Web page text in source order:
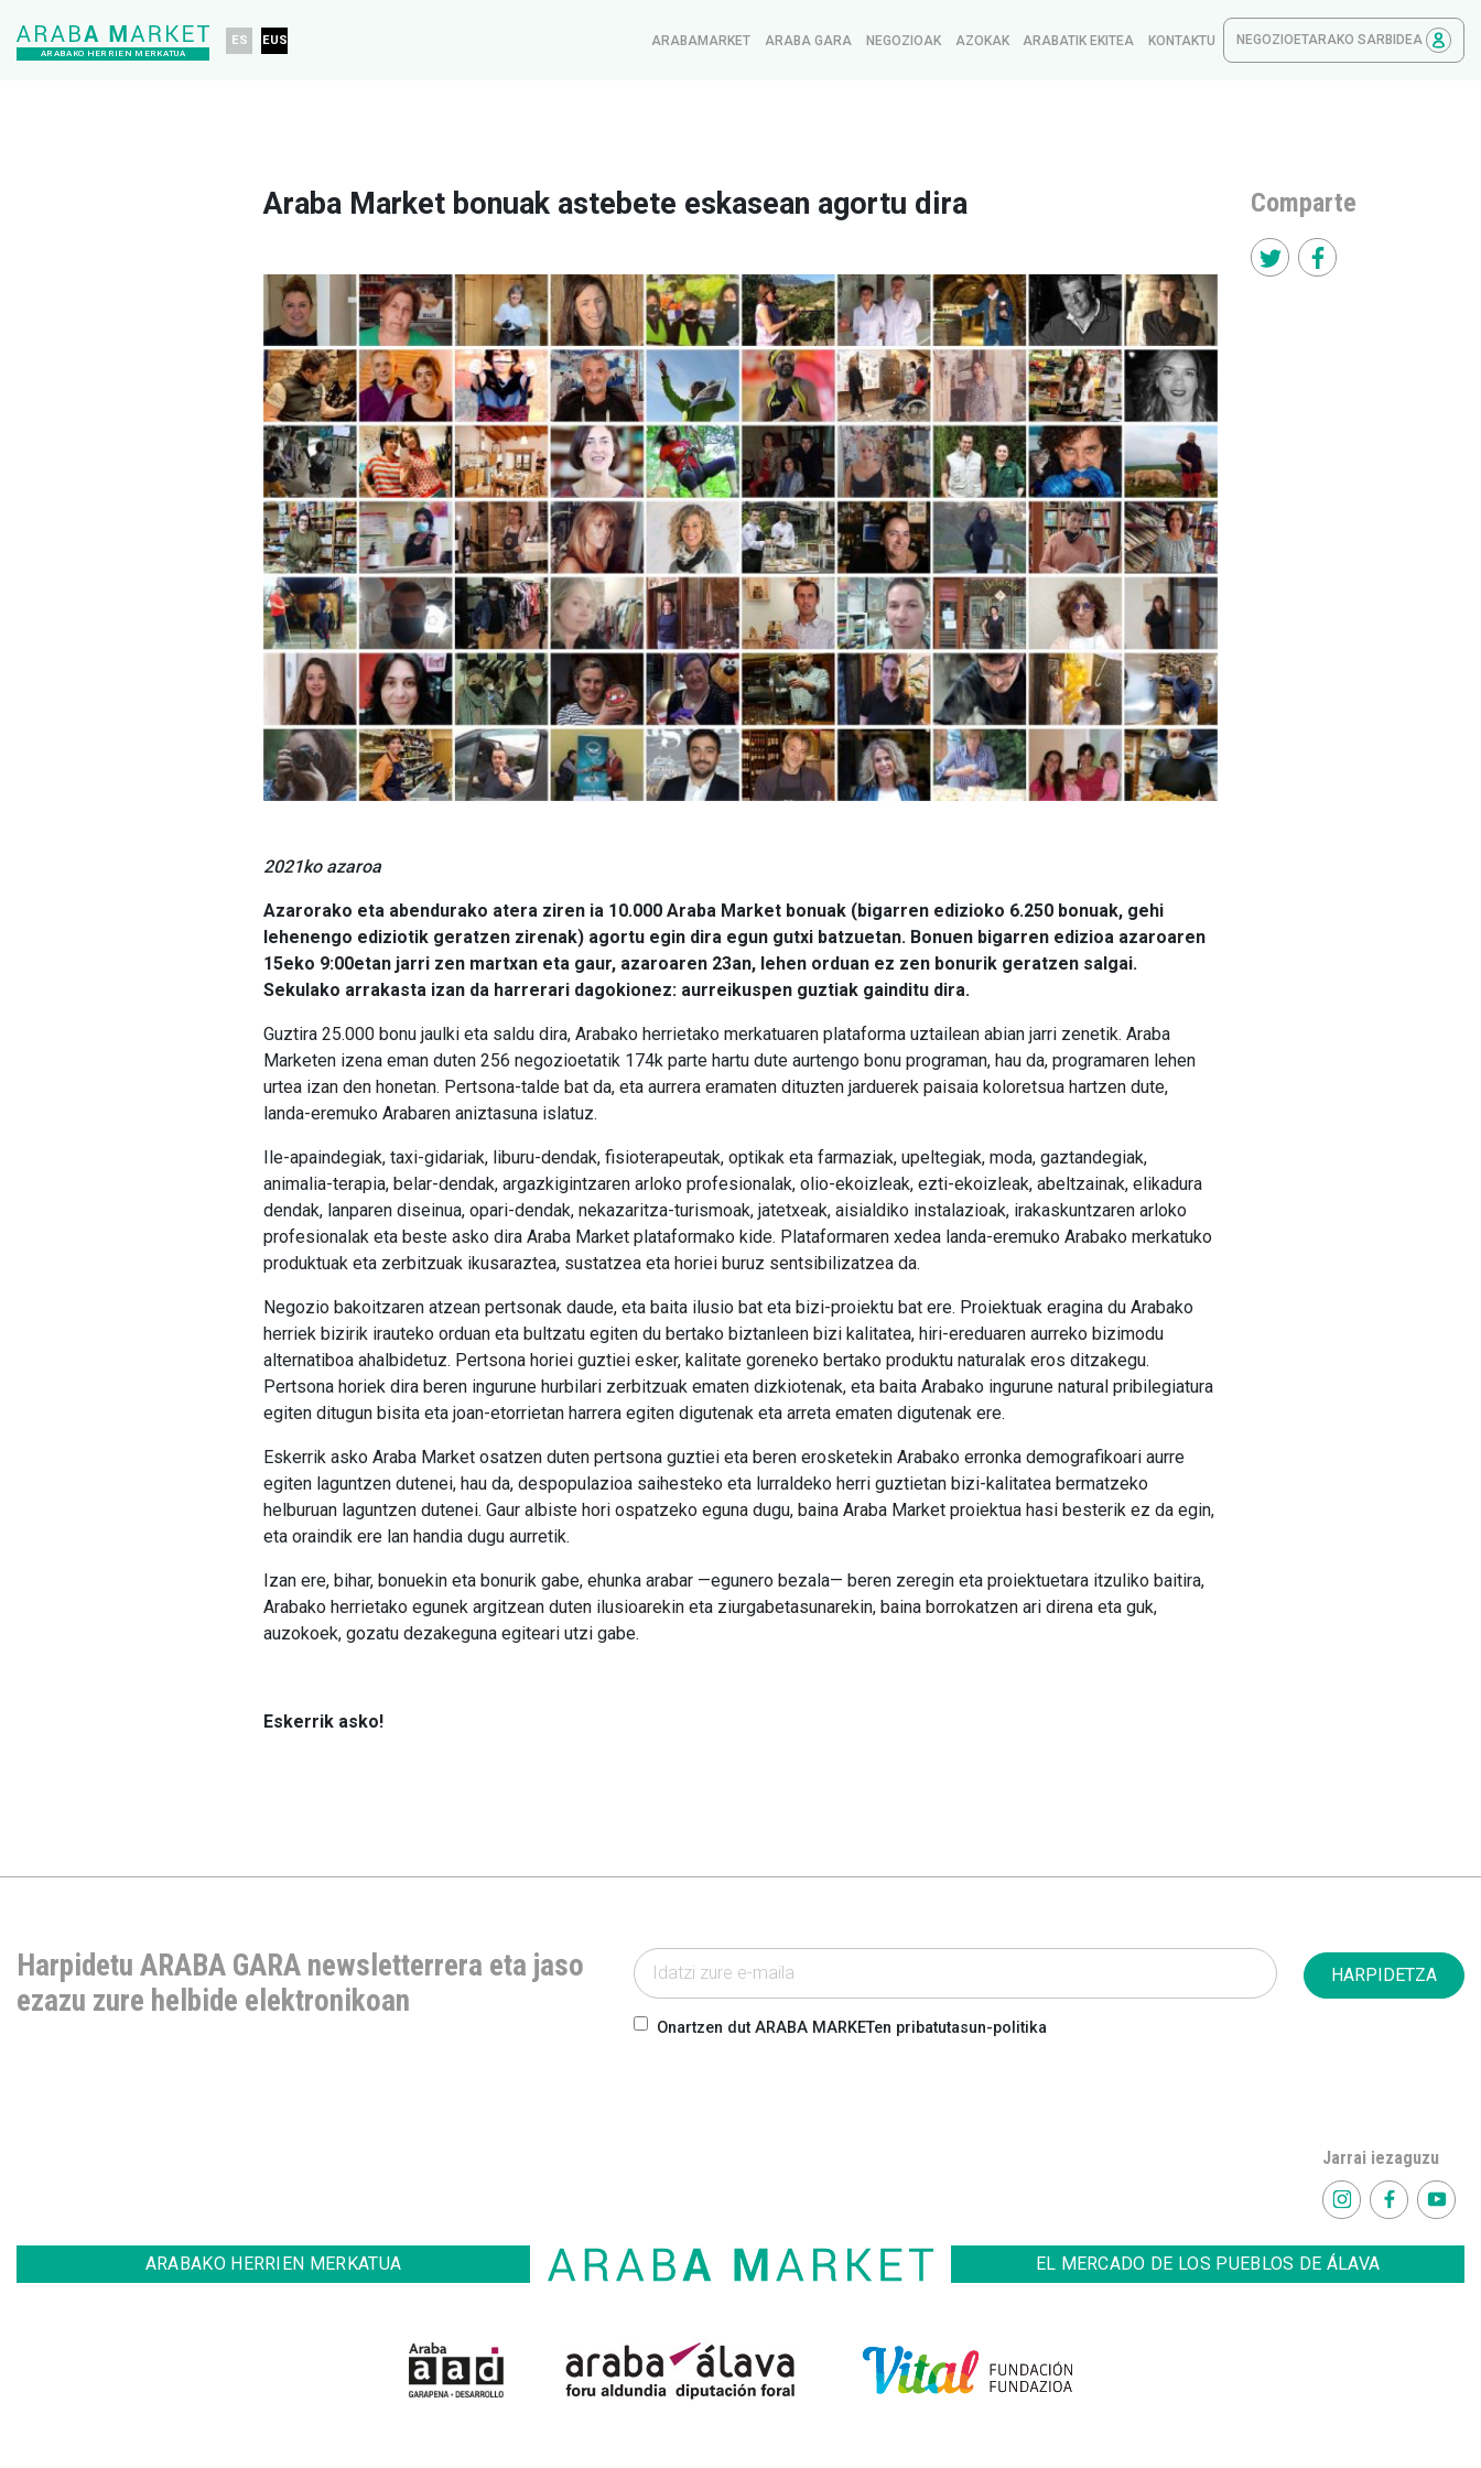
ARABAKO HERRIEN MERKATUA
ES EUS ARABAMARKET ARABA GARA NEGOZIOAK AZOKAK ARABATIK EKITEA KONTAKTU NEGOZIOETARAKO SARBIDEA
Araba Market bonuak astebete eskasean agortu dira
2021ko azaroa
Azarorako eta abendurako atera ziren ia 10.000 Araba Market bonuak (bigarren edizioko 6.250 bonuak, gehi
lehenengo ediziotik geratzen zirenak) agortu egin dira egun gutxi batzuetan. Bonuen bigarren edizioa azaroaren
15eko 9:00etan jarri zen martxan eta gaur, azaroaren 23an, lehen orduan ez zen bonurik geratzen salgai.
Sekulako arrakasta izan da harrerari dagokionez: aurreikuspen guztiak gainditu dira.
Guztira 25.000 bonu jaulki eta saldu dira, Arabako herrietako merkatuaren plataforma uztailean abian jarri zenetik. Araba
Marketen izena eman duten 256 negozioetatik 174k parte hartu dute aurtengo bonu programan, hau da, programaren lehen
urtea izan den honetan. Pertsona-talde bat da, eta aurrera eramaten dituzten jarduerek paisaia koloretsua hartzen dute,
landa-eremuko Arabaren aniztasuna islatuz.
Ile-apaindegiak, taxi-gidariak, liburu-dendak, fisioterapeutak, optikak eta farmaziak, upeltegiak, moda, gaztandegiak,
animalia-terapia, belar-dendak, argazkigintzaren arloko profesionalak, olio-ekoizleak, ezti-ekoizleak, abeltzainak, elikadura
dendak, lanparen diseinua, opari-dendak, nekazaritza-turismoak, jatetxeak, aisialdiko instalazioak, irakaskuntzaren arloko
profesionalak eta beste asko dira Araba Market plataformako kide. Plataformaren xedea landa-eremuko Arabako merkatuko
produktuak eta zerbitzuak ikusaraztea, sustatzea eta horiei buruz sentsibilizatzea da.
Negozio bakoitzaren atzean pertsonak daude, eta baita ilusio bat eta bizi-proiektu bat ere. Proiektuak eragina du Arabako
herriek bizirik irauteko orduan eta bultzatu egiten du bertako biztanleen bizi kalitatea, hiri-ereduaren aurreko bizimodu
alternatiboa ahalbidetuz. Pertsona horiei guztiei esker, kalitate goreneko bertako produktu naturalak eros ditzakegu.
Pertsona horiek dira beren ingurune hurbilari zerbitzuak ematen dizkiotenak, eta baita Arabako ingurune natural pribilegiatura
egiten ditugun bisita eta joan-etorrietan harrera egiten digutenak eta arreta ematen digutenak ere.
Eskerrik asko Araba Market osatzen duten pertsona guztiei eta beren erosketekin Arabako erronka demografikoari aurre
egiten laguntzen dutenei, hau da, despopulazioa saihesteko eta lurraldeko herri guztietan bizi-kalitatea bermatzeko
helburuan laguntzen dutenei. Gaur albiste hori ospatzeko eguna dugu, baina Araba Market proiektua hasi besterik ez da egin,
eta oraindik ere lan handia dugu aurretik.
Izan ere, bihar, bonuekin eta bonurik gabe, ehunka arabar —egunero bezala— beren zeregin eta proiektuetara itzuliko baitira,
Arabako herrietako egunek argitzean duten ilusioarekin eta ziurgabetasunarekin, baina borrokatzen ari direna eta guk,
auzokoek, gozatu dezakeguna egiteari utzi gabe.
Eskerrik asko!
Comparte
Harpidetu ARABA GARA newsletterrera eta jaso
ezazu zure helbide elektronikoan
Onartzen dut ARABA MARKETen pribatutasun-politika
HARPIDETZA
Jarrai iezaguzu
ARABAKO HERRIEN MERKATUA EL MERCADO DE LOS PUEBLOS DE ÁLAVA